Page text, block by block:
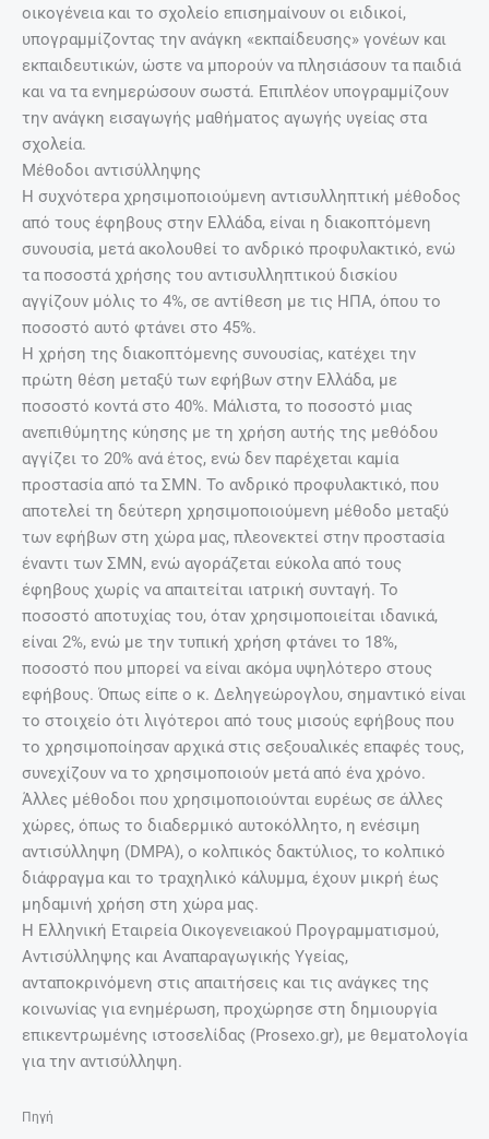
οικογένεια και το σχολείο επισημαίνουν οι ειδικοί,
υπογραμμίζοντας την ανάγκη «εκπαίδευσης» γονέων και
εκπαιδευτικών, ώστε να μπορούν να πλησιάσουν τα παιδιά
και να τα ενημερώσουν σωστά. Επιπλέον υπογραμμίζουν
την ανάγκη εισαγωγής μαθήματος αγωγής υγείας στα
σχολεία.
Μέθοδοι αντισύλληψης
Η συχνότερα χρησιμοποιούμενη αντισυλληπτική μέθοδος
από τους έφηβους στην Ελλάδα, είναι η διακοπτόμενη
συνουσία, μετά ακολουθεί το ανδρικό προφυλακτικό, ενώ
τα ποσοστά χρήσης του αντισυλληπτικού δισκίου
αγγίζουν μόλις το 4%, σε αντίθεση με τις ΗΠΑ, όπου το
ποσοστό αυτό φτάνει στο 45%.
Η χρήση της διακοπτόμενης συνουσίας, κατέχει την
πρώτη θέση μεταξύ των εφήβων στην Ελλάδα, με
ποσοστό κοντά στο 40%. Μάλιστα, το ποσοστό μιας
ανεπιθύμητης κύησης με τη χρήση αυτής της μεθόδου
αγγίζει το 20% ανά έτος, ενώ δεν παρέχεται καμία
προστασία από τα ΣΜΝ. Το ανδρικό προφυλακτικό, που
αποτελεί τη δεύτερη χρησιμοποιούμενη μέθοδο μεταξύ
των εφήβων στη χώρα μας, πλεονεκτεί στην προστασία
έναντι των ΣΜΝ, ενώ αγοράζεται εύκολα από τους
έφηβους χωρίς να απαιτείται ιατρική συνταγή. Το
ποσοστό αποτυχίας του, όταν χρησιμοποιείται ιδανικά,
είναι 2%, ενώ με την τυπική χρήση φτάνει το 18%,
ποσοστό που μπορεί να είναι ακόμα υψηλότερο στους
εφήβους. Όπως είπε ο κ. Δεληγεώρογλου, σημαντικό είναι
το στοιχείο ότι λιγότεροι από τους μισούς εφήβους που
το χρησιμοποίησαν αρχικά στις σεξουαλικές επαφές τους,
συνεχίζουν να το χρησιμοποιούν μετά από ένα χρόνο.
Άλλες μέθοδοι που χρησιμοποιούνται ευρέως σε άλλες
χώρες, όπως το διαδερμικό αυτοκόλλητο, η ενέσιμη
αντισύλληψη (DMPA), ο κολπικός δακτύλιος, το κολπικό
διάφραγμα και το τραχηλικό κάλυμμα, έχουν μικρή έως
μηδαμινή χρήση στη χώρα μας.
H Ελληνική Εταιρεία Οικογενειακού Προγραμματισμού,
Αντισύλληψης και Αναπαραγωγικής Υγείας,
ανταποκρινόμενη στις απαιτήσεις και τις ανάγκες της
κοινωνίας για ενημέρωση, προχώρησε στη δημιουργία
επικεντρωμένης ιστοσελίδας (Prosexo.gr), με θεματολογία
για την αντισύλληψη.
Πηγή